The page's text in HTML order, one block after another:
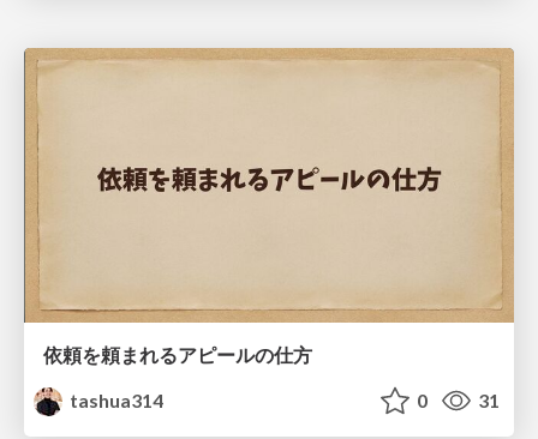
依頼を頼まれるアピールの仕方
tashua314
0 31